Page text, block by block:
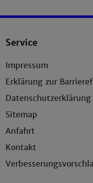
Service
Impressum
Erklärung zur
Datenschutzerklärung
Sitemap
Anfahrt
Kontakt